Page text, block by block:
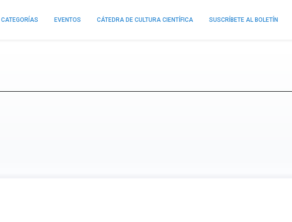
CATEGORÍAS EVENTOS CÁTEDRA DE CULTURA CIENTÍFICA SUSCRÍBETE AL BOLETÍN